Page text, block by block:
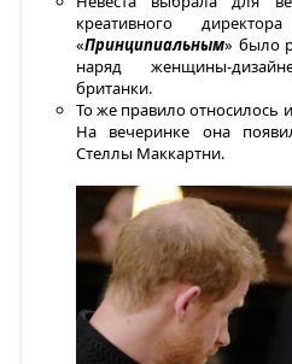
креативного
«Принципиальным» было
наряд женщины-
британки.
То же правило относилось
На вечеринке она
Стеллы Маккартни.